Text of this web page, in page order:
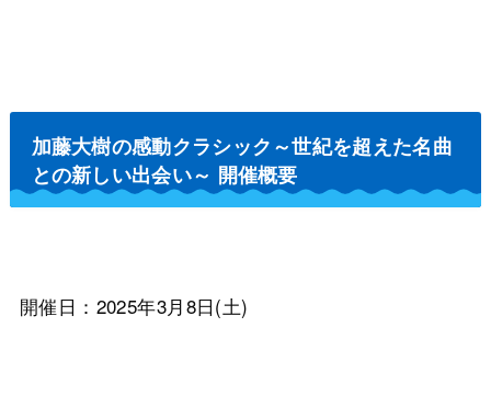
加藤大樹の感動クラシック～世紀を超えた名曲
との新しい出会い～ 開催概要
開催日：2025年3月8日(土)